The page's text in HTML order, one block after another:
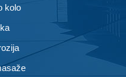
kolo